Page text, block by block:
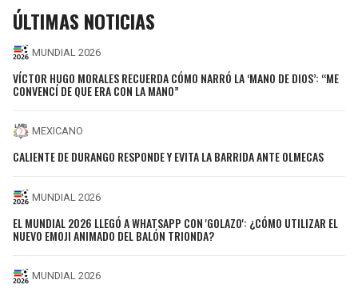
ÚLTIMAS NOTICIAS
MUNDIAL 2026
VÍCTOR HUGO MORALES RECUERDA CÓMO NARRÓ LA ‘MANO DE DIOS’: “ME
CONVENCÍ DE QUE ERA CON LA MANO”
MEXICANO
CALIENTE DE DURANGO RESPONDE Y EVITA LA BARRIDA ANTE OLMECAS
MUNDIAL 2026
EL MUNDIAL 2026 LLEGÓ A WHATSAPP CON 'GOLAZO': ¿CÓMO UTILIZAR EL
NUEVO EMOJI ANIMADO DEL BALÓN TRIONDA?
MUNDIAL 2026